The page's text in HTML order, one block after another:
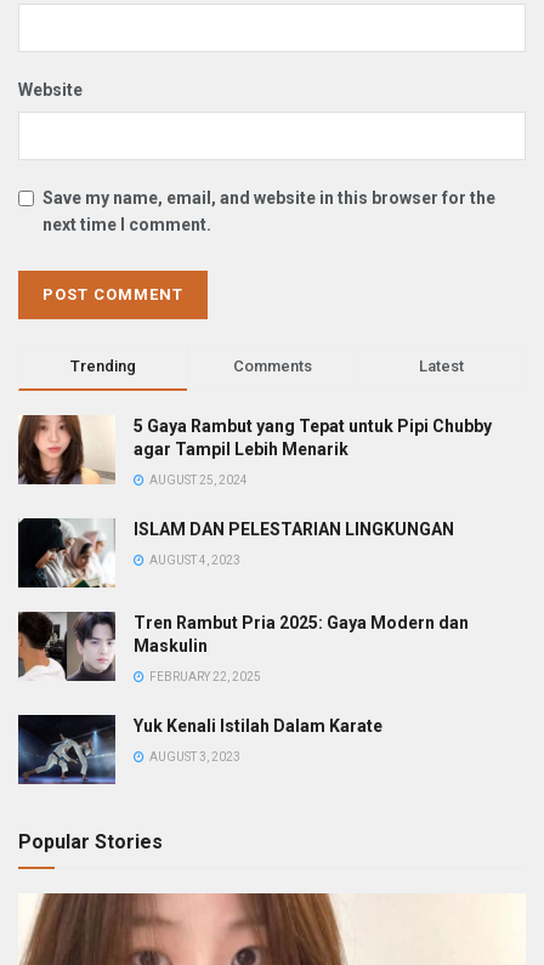
Website
Save my name, email, and website in this browser for the
next time I comment.
Trending Comments Latest
5 Gaya Rambut yang Tepat untuk Pipi Chubby
agar Tampil Lebih Menarik
AUGUST 25, 2024
ISLAM DAN PELESTARIAN LINGKUNGAN
AUGUST 4, 2023
Tren Rambut Pria 2025: Gaya Modern dan
Maskulin
FEBRUARY 22, 2025
Yuk Kenali Istilah Dalam Karate
AUGUST 3, 2023
Popular Stories